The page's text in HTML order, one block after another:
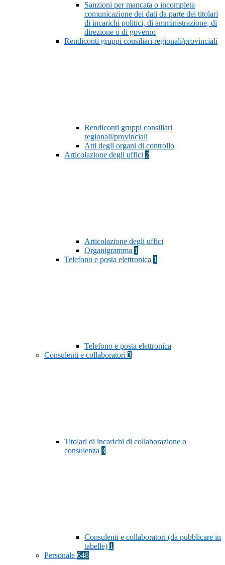
Sanzioni per mancata o incompleta
comunicazione dei dati da parte dei titolari
di incarichi politici, di amministrazione, di
direzione o di governo
Rendiconti gruppi consiliari regionali/provinciali
Rendiconti gruppi consiliari
regionali/provinciali
Atti degli organi di controllo
Articolazione degli uffici 2
Articolazione degli uffici
Organigramma 1
Telefono e posta elettronica 1
Telefono e posta elettronica
Consulenti e collaboratori 3
Titolari di incarichi di collaborazione o
consulenza 3
Consulenti e collaboratori (da pubblicare in
tabelle) 1
Personale 648